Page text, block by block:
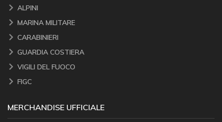
ALPINI
MARINA MILITARE
CARABINIERI
GUARDIA COSTIERA
VIGILI DEL FUOCO
FIGC
MERCHANDISE UFFICIALE